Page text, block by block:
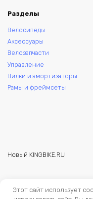
Разделы
Велосипеды
Аксессуары
Велозапчасти
Управление
Вилки и амортизаторы
Рамы и фреймсеты
Новый KINGBIKE.RU
велосипедов.
Этот сайт использует